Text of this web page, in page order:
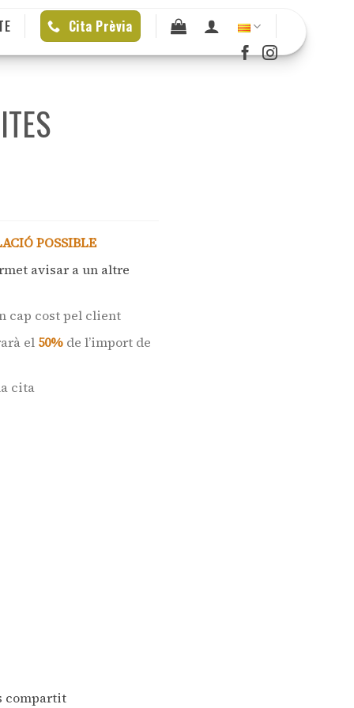
Cita Prèvia
POSSIBLE
avisar a un altre
cap cost pel client
el 50% de l’import de
cita
compartit